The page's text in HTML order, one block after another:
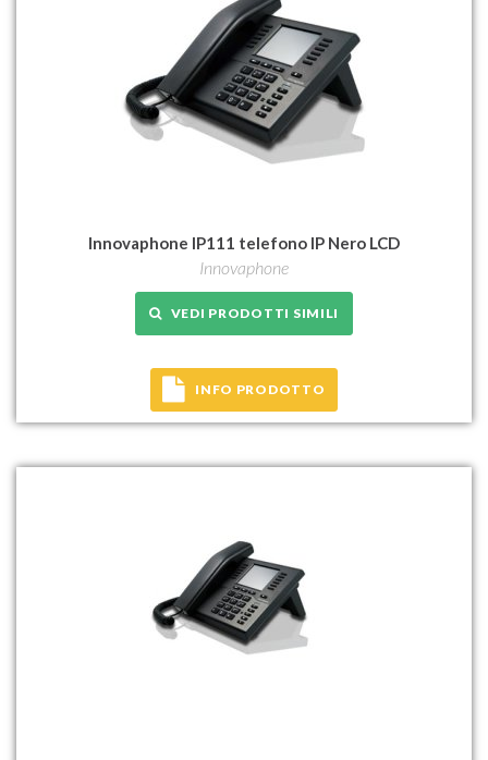
Innovaphone IP111 telefono IP Nero LCD
Innovaphone
VEDI PRODOTTI SIMILI
INFO PRODOTTO